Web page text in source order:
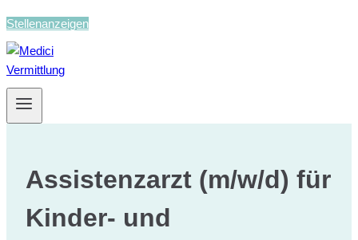
Stellenanzeigen
Assistenzarzt (m/w/d) für
Kinder- und